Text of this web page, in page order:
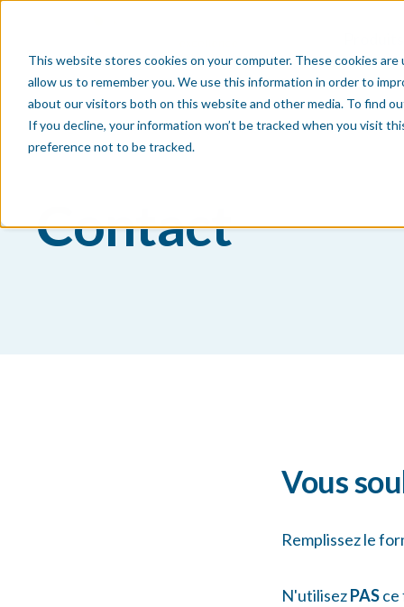
This website stores cookies on your computer. These cookies
allow us to remember you. We use this information in order to
about our visitors both on this website and other media. To find
If you decline, your information won’t be tracked when you visit
preference not to be tracked.
Contact
Vous
Remplissez le
N'utilisezPASce